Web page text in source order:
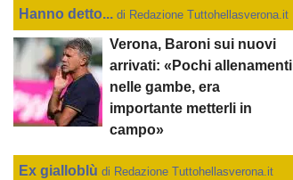
Hanno detto... di Redazione Tuttohellasverona.it
Verona, Baroni sui nuovi
arrivati: «Pochi allenamenti
nelle gambe, era
importante metterli in
campo»
Ex gialloblùdi Redazione Tuttohellasverona.it